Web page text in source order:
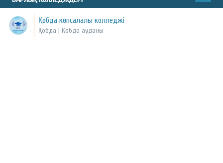
Қобда көпсалалы колледжі
Қобда | Қобда ауданы